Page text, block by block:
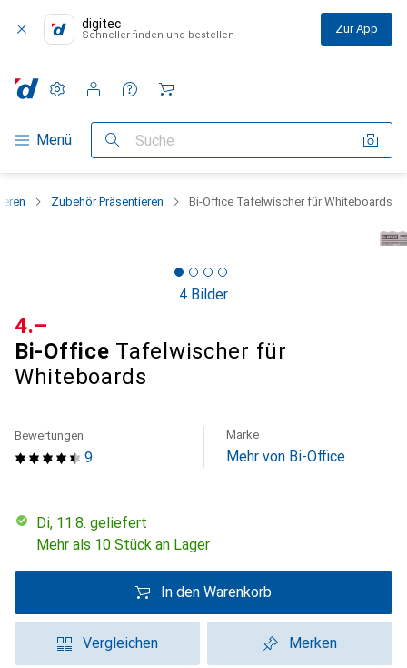
digitec
Schneller finden und bestellen Zur App
Navigation nach Kategorien
Menü Suche
Einstellungen
Kundenkonto
Vergleichslisten
Merklisten
Warenkorb
Zubehör Präsentieren Bi-Office Tafelwischer für Whiteboards
4 Bilder
Bi-Office Tafelwischer für
Whiteboards
CHF
4.–
9
Bewertungen Marke
Mehr von Bi-Office
Di, 11.8. geliefert
Mehr als 10 Stück an Lager
In den Warenkorb
Vergleichen Merken